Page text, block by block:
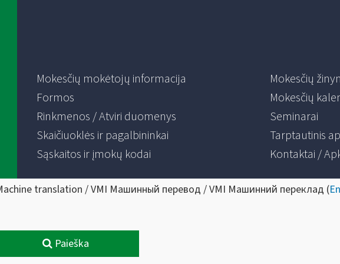
Mokesčių mokėtojų informacija
Formos
Rinkmenos / Atviri duomenys
Skaičiuoklės ir pagalbininkai
Sąskaitos ir įmokų kodai
Mokesčių
Mokesčių
Seminarai
Tarptautinis
Kontaktai /
translation / VMI Машинный перевод / VMI Машинний переклад (
Paieška